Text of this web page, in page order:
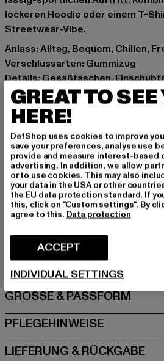
lockeren Hoodie oder einem T-
Streetwear-Vibe.
Anlass: Alltag, Bequem, Chillen,
Verschlussarten: Gummizug
Details: Gesäßtaschen,
Schnitt: Normal
Marke: Favela
Kat.: Jogginghosen
Farbe: grau
Hersteller Farbe: light blue
Materialzusammensetzung: 70%
Polyester
Art.Nr: FAV-Q126-CPLBJ-149-
Info@favelaclothing.com
CHRISTINENSTRASSE 19A |
GRÖSSE & PASSFORM
PFLEGEHINWEISE
LIEFERUNG & RÜCKGABE
GREAT TO SEE
HERE!
DefShop uses cookies to improve
save your preferences, analyse use
provide and measure interest-based
advertising. In addition, we allow
or to use cookies. This may also
your data in the USA or other
the EU data protection standard. If
this, click on "Custom settings". By
agree to this. Data protection
ACCEPT
INDIVIDUAL SETTINGS